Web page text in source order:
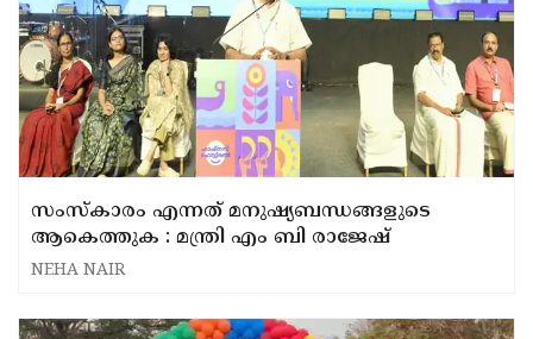
സംസ്കാരം എന്നത് മനുഷ്യബന്ധങ്ങളുടെ
ആകെത്തുക : മന്ത്രി എം ബി രാജേഷ്
NEHA NAIR